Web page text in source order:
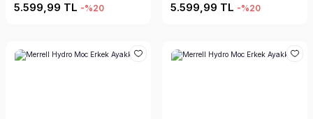
5.599,99 TL -%20 5.599,99 TL -%20